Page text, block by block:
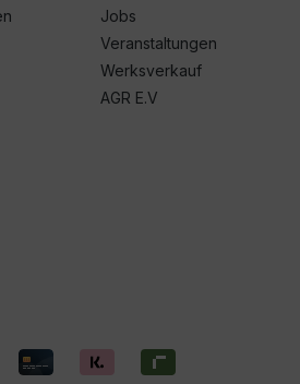
Jobs
Veranstaltungen
Werksverkauf
AGR E.V